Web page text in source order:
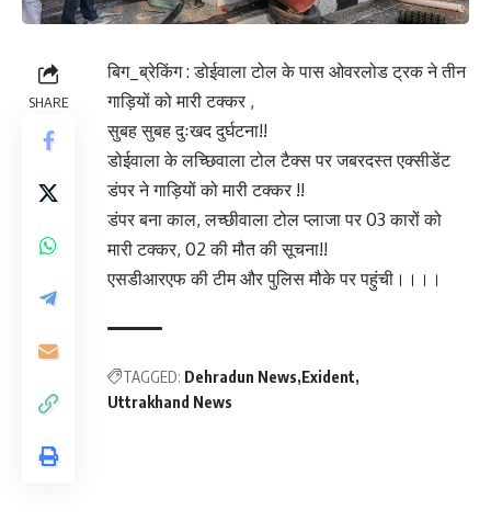
SHARE
बिग_ब्रेकिंग : डोईवाला टोल के पास ओवरलोड ट्रक ने तीन
गाड़ियों को मारी टक्कर ,
सुबह सुबह दुःखद दुर्घटना!!
डोईवाला के लच्छिवाला टोल टैक्स पर जबरदस्त एक्सीडेंट
डंपर ने गाड़ियों को मारी टक्कर !!
डंपर बना काल, लच्छीवाला टोल प्लाजा पर 03 कारों को
मारी टक्कर, 02 की मौत की सूचना!!
एसडीआरएफ की टीम और पुलिस मौके पर पहुंची।।।।
TAGGED: Dehradun News Exident
Uttrakhand News